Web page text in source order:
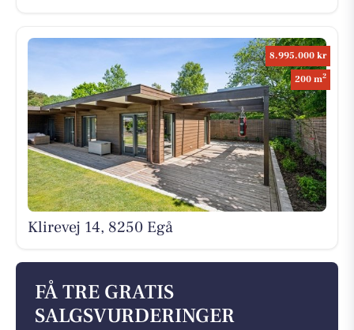
8.995.000 kr
200 m2
Klirevej 14, 8250 Egå
FÅ TRE GRATIS
SALGSVURDERINGER